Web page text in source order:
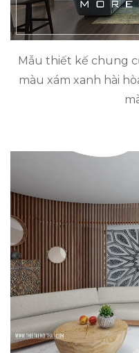
Mẫu thiết kế chung
màu xám xanh hài